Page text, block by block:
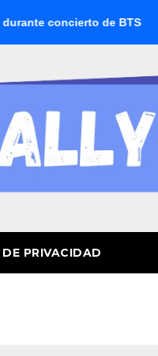
concierto de BTS
PRIVACIDAD